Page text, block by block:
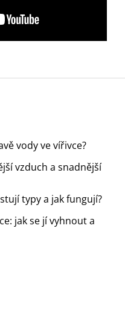
vody ve vířivce?
vzduch a snadnější
typy a jak fungují?
jak se jí vyhnout a